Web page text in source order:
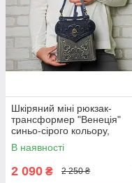
Шкіряний міні рюкзак-
трансформер "Венеція"
синьо-сірого кольору,
17х19х7 см
В наявності
2 090 ₴ 2 250 ₴